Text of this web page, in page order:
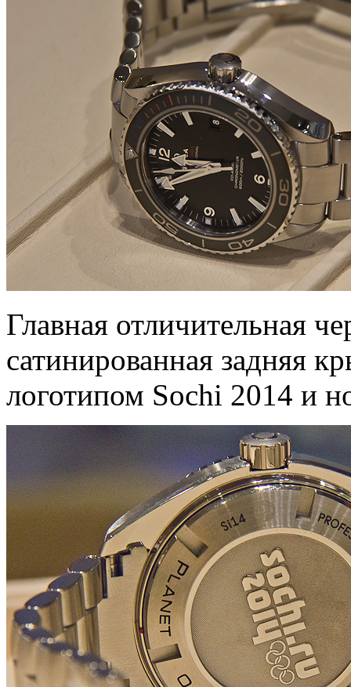
Главная отличительная
сатинированная задняя
логотипом Sochi 2014 и